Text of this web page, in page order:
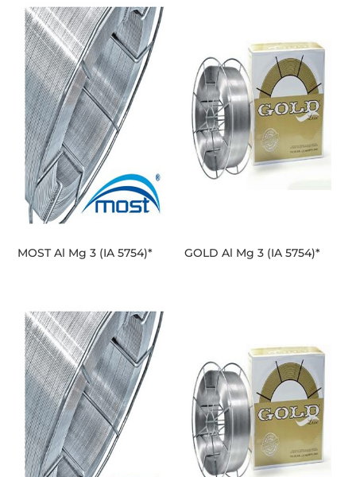
MOST Al Mg 3 (IA 5754)* GOLD Al Mg 3 (IA 5754)*